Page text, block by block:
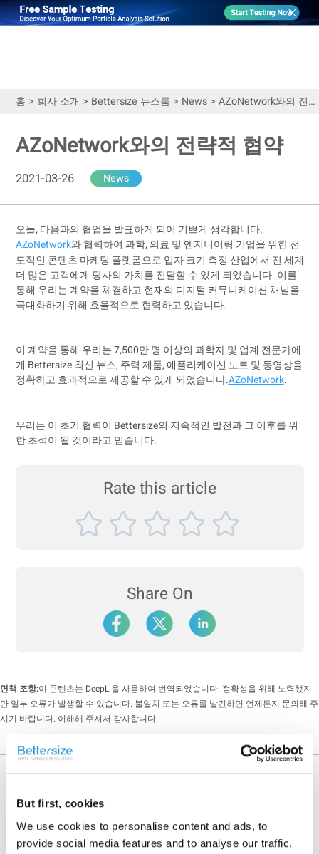
But first, cookies
We use cookies to personalise content and ads, to
provide social media features and to analyse our traffic.
홈 > 회사 소개 > Bettersize 뉴스룸 > News> AZoNetwork와의 전략적 협약
AZoNetwork와의 전략적 협약
2021-03-26 News
오늘, 다음과의 협업을 발표하게 되어 기쁘게 생각합니다.
AZoNetwork와 협력하여 과학, 의료 및 엔지니어링 기업을 위한 선
도적인 콘텐츠 마케팅 플랫폼으로 입자 크기 측정 산업에서 전 세계
더 많은 고객에게 당사의 가치를 전달할 수 있게 되었습니다. 이를
통해 우리는 계약을 체결하고 현재의 디지털 커뮤니케이션 채널을
극대화하기 위해 효율적으로 협력하고 있습니다.
이 계약을 통해 우리는 7,500만 명 이상의 과학자 및 업계 전문가에
게 Bettersize 최신 뉴스, 주력 제품, 애플리케이션 노트 및 동영상을
정확하고 효과적으로 제공할 수 있게 되었습니다.AZoNetwork.
우리는 이 초기 협력이 Bettersize의 지속적인 발전과 그 이후를 위
한 초석이 될 것이라고 믿습니다.
Rate this article
Share On
면책 조항:이 콘텐츠는 DeepL 을 사용하여 번역되었습니다. 정확성을 위해 노력했지
만 일부 오류가 발생할 수 있습니다. 불일치 또는 오류를 발견하면 언제든지 문의해 주
시기 바랍니다. 이해해 주셔서 감사합니다.